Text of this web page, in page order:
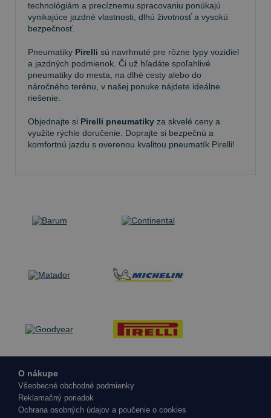
technológiám a precíznemu spracovaniu ponúkajú
vynikajúce jazdné vlastnosti, dlhú životnosť a vysokú
bezpečnosť.
Pneumatiky Pirelli sú navrhnuté pre rôzne typy vozidiel
a jazdných podmienok. Či už hľadáte spoľahlivé
pneumatiky do mesta, na dlhé cesty alebo do
náročného terénu, v našej ponuke nájdete ideálne
riešenie.
Objednajte si Pirelli pneumatiky za skvelé ceny a
využite rýchle doručenie. Doprajte si bezpečnú a
komfortnú jazdu s overenou kvalitou pneumatík Pirelli!
O nákupe
Všeobecné obchodné podmienky
Reklamačný poriadok
Ochrana osobných údajov a poučenie o cookies